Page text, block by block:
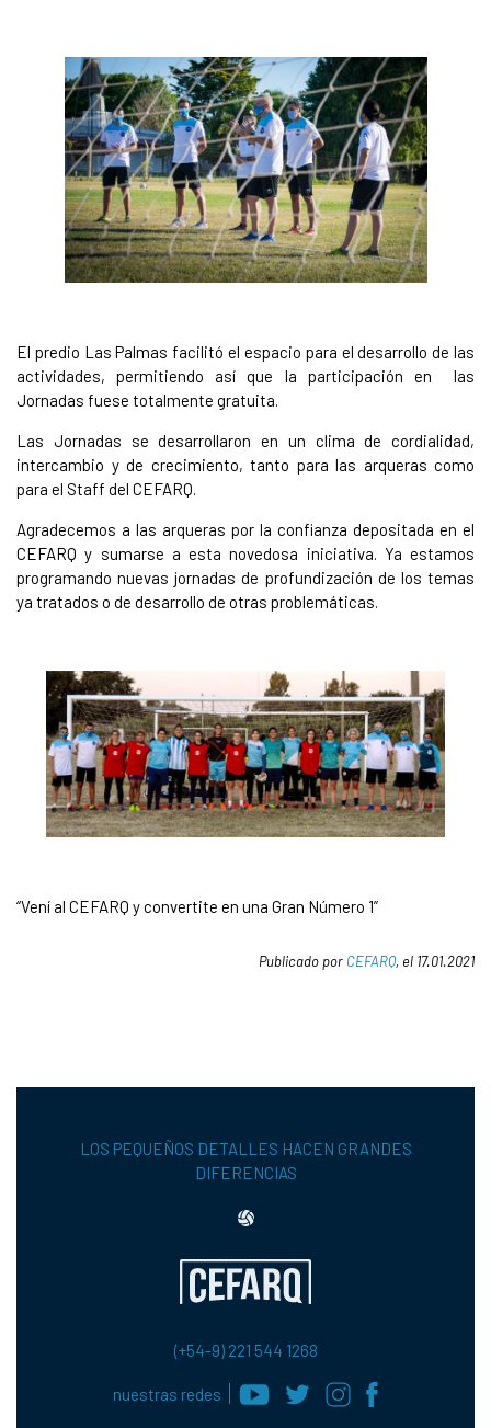
El predio Las Palmas facilitó el espacio para el desarrollo de las
actividades, permitiendo así que la participación en las
Jornadas fuese totalmente gratuita.
Las Jornadas se desarrollaron en un clima de cordialidad,
intercambio y de crecimiento, tanto para las arqueras como
para el Staff del CEFARQ.
Agradecemos a las arqueras por la confianza depositada en el
CEFARQ y sumarse a esta novedosa iniciativa. Ya estamos
programando nuevas jornadas de profundización de los temas
ya tratados o de desarrollo de otras problemáticas.
“Vení al CEFARQ y convertite en una Gran Número 1”
Publicado por CEFARQ, el 17.01.2021
LOS PEQUEÑOS DETALLES HACEN GRANDES
DIFERENCIAS
(+54-9) 221 544 1268
nuestras redes